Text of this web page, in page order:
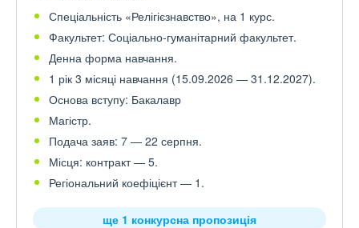
Спеціальність «Релігієзнавство», на 1 курс.
Факультет: Соціально-гуманітарний факультет.
Денна форма навчання.
1 рік 3 місяці навчання (15.09.2026 — 31.12.2027).
Основа вступу: Бакалавр
Магістр.
Подача заяв: 7 — 22 серпня.
Місця: контракт — 5.
Регіональний коефіцієнт — 1.
ще 1 конкурсна пропозиція